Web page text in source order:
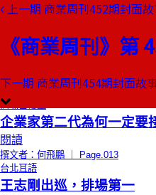
上一期 商業周刊452期封面
《商業周刊》第
下一期 商業周刊454期封面
本期目錄
創辦人聊天室
兩岸難題，誰來講真話！
閱讀
撰文者：金惟純 ｜ Page.009
商場自慢塾
企業家第二代為何一定要
閱讀
撰文者：何飛鵬 ｜ Page.013
台北耳語
王志剛出巡，排場第一